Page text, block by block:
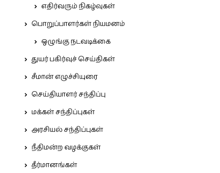
எதிர்வரும் நிகழ்வுகள்
பொறுப்பாளர்கள் நியமனம்
ஒழுங்கு நடவடிக்கை
துயர் பகிர்வுச் செய்திகள்
சீமான் எழுச்சியுரை
செய்தியாளர் சந்திப்பு
மக்கள் சந்திப்புகள்
அரசியல் சந்திப்புகள்
நீதிமன்ற வழக்குகள்
தீர்மானங்கள்